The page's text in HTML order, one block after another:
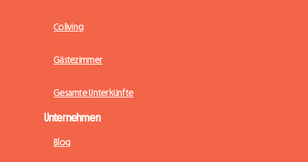
Coliving
Gästezimmer
Gesamte Unterkünfte
Unternehmen
Blog